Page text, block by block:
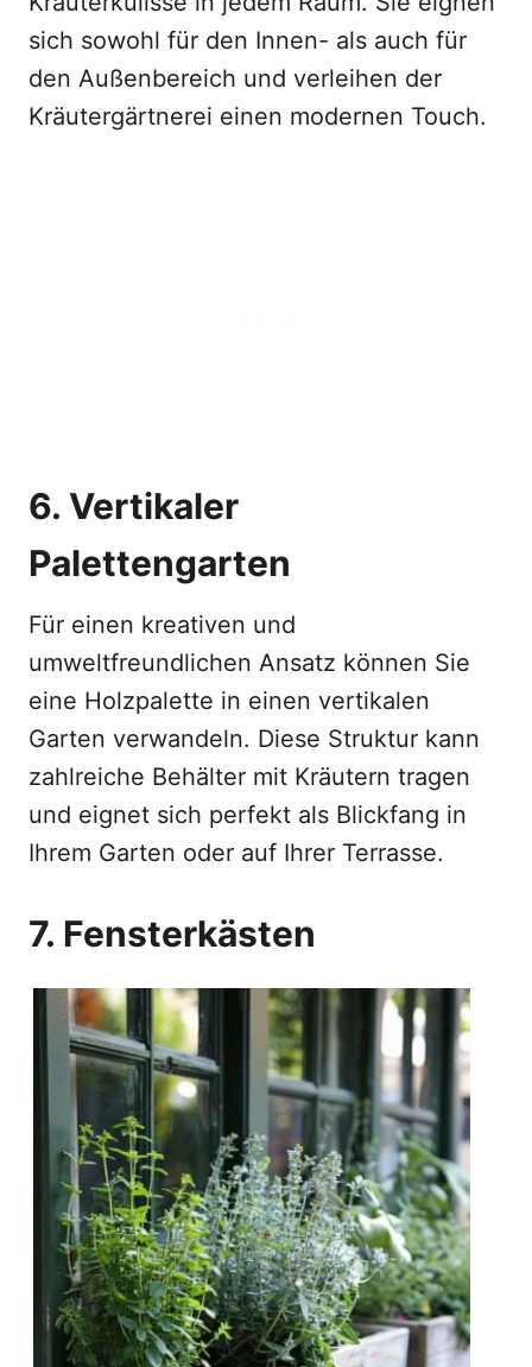
sich sowohl für den Innen- als auch für
den Außenbereich und verleihen der
Kräutergärtnerei einen modernen Touch.
6. Vertikaler
Palettengarten
Für einen kreativen und
umweltfreundlichen Ansatz können Sie
eine Holzpalette in einen vertikalen
Garten verwandeln. Diese Struktur kann
zahlreiche Behälter mit Kräutern tragen
und eignet sich perfekt als Blickfang in
Ihrem Garten oder auf Ihrer Terrasse.
7. Fensterkästen